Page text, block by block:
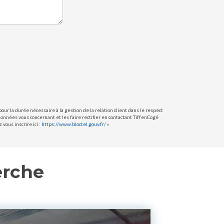
la durée nécessaire à la gestion de la relation client dans le respect
vous concernant et les faire rectifier en contactant TiffenCogé
vous inscrire ici : https://www.bloctel.gouv.fr/»